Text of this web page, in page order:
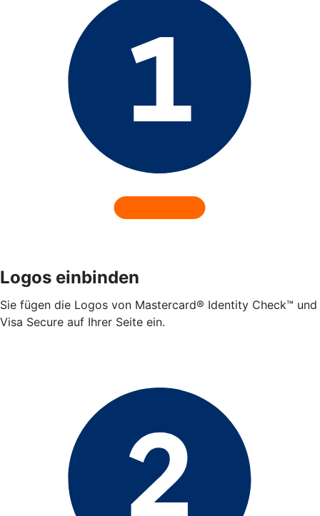
Logos einbinden
Sie fügen die Logos von Mastercard® Identity Check™ und
Visa Secure auf Ihrer Seite ein.